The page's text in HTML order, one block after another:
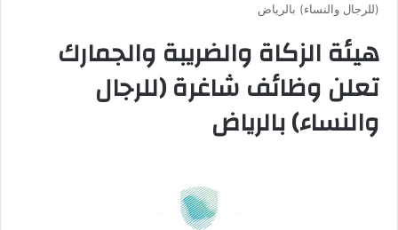
(للرجال والنساء) بالرياض
هيئة الزكاة والضريبة والجمارك
تعلن وظائف شاغرة (للرجال
والنساء) بالرياض